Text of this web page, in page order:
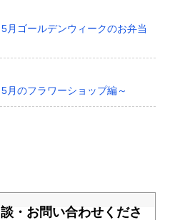
ゴールデンウィークのお弁当
のフラワーショップ編～
・お問い合わせくださ